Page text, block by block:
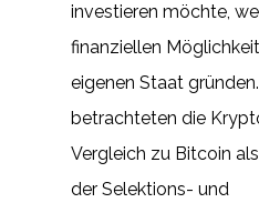
investieren möchte,
finanziellen
eigenen Staat
betrachteten die
Vergleich zu Bitcoin
der Selektions- und